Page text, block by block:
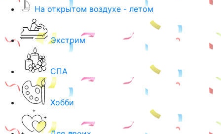
На открытом воздухе - летом
Экстрим
СПА
Хобби